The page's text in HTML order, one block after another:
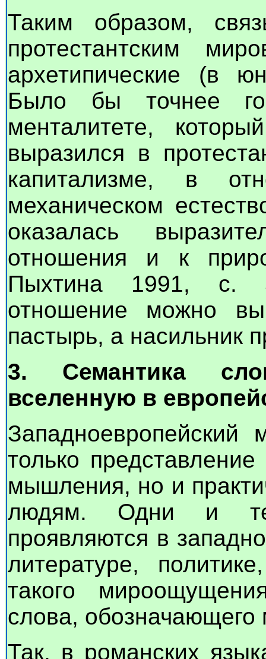
Таким образом,
протестантским
архетипические (в
Было бы точнее
менталитете,
выразился в
капитализме, в
механическом
оказалась
отношения и к
Пыхтина 1991, с.
отношение можно
пастырь, а насильник
3. Семантика
вселенную в
Западноевропейский
только
мышления, но и
людям. Одни и
проявляются в
литературе,
такого
слова, обозначающего
Так, в романских